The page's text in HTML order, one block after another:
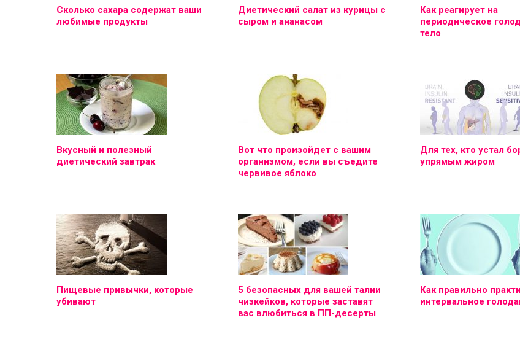
Сколько сахара содержат ваши
любимые продукты
Диетический салат из курицы с
сыром и ананасом
Как реагирует на
периодическое
тело
Вкусный и полезный
диетический завтрак
Вот что произойдет с вашим
организмом, если вы съедите
червивое яблоко
Для тех, кто устал
упрямым жиром
Пищевые привычки, которые
убивают
5 безопасных для вашей талии
чизкейков, которые заставят
вас влюбиться в ПП-десерты
Как правильно
интервальное